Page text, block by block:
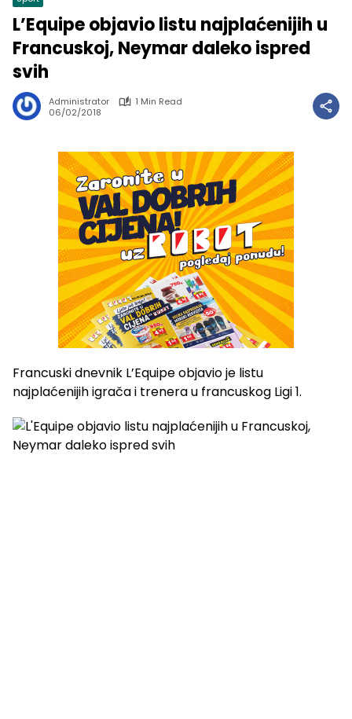
L’Equipe objavio listu najplaćenijih u
Francuskoj, Neymar daleko ispred
svih
Administrator
1 Min Read
06/02/2018
Francuski dnevnik L’Equipe objavio je listu
najplaćenijih igrača i trenera u francuskog Ligi 1.